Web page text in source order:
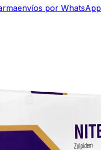
por WhatsApp